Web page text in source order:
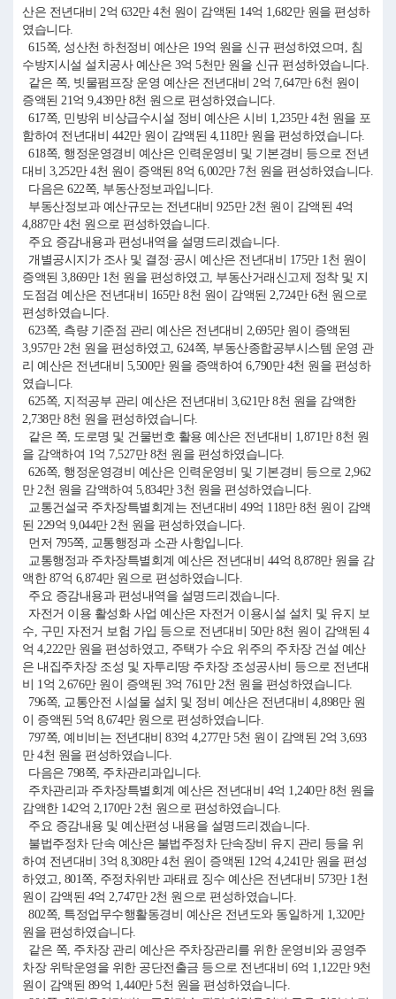
산은 전년대비 2억 632만 4천 원이 감액된 14억 1,682만 원을 편성하
였습니다.
615쪽, 성산천 하천정비 예산은 19억 원을 신규 편성하였으며, 침
수방지시설 설치공사 예산은 3억 5천만 원을 신규 편성하였습니다.
같은 쪽, 빗물펌프장 운영 예산은 전년대비 2억 7,647만 6천 원이
증액된 21억 9,439만 8천 원으로 편성하였습니다.
617쪽, 민방위 비상급수시설 정비 예산은 시비 1,235만 4천 원을 포
함하여 전년대비 442만 원이 감액된 4,118만 원을 편성하였습니다.
618쪽, 행정운영경비 예산은 인력운영비 및 기본경비 등으로 전년
대비 3,252만 4천 원이 증액된 8억 6,002만 7천 원을 편성하였습니다.
다음은 622쪽, 부동산정보과입니다.
부동산정보과 예산규모는 전년대비 925만 2천 원이 감액된 4억
4,887만 4천 원으로 편성하였습니다.
주요 증감내용과 편성내역을 설명드리겠습니다.
개별공시지가 조사 및 결정·공시 예산은 전년대비 175만 1천 원이
증액된 3,869만 1천 원을 편성하였고, 부동산거래신고제 정착 및 지
도점검 예산은 전년대비 165만 8천 원이 감액된 2,724만 6천 원으로
편성하였습니다.
623쪽, 측량 기준점 관리 예산은 전년대비 2,695만 원이 증액된
3,957만 2천 원을 편성하였고, 624쪽, 부동산종합공부시스템 운영 관
리 예산은 전년대비 5,500만 원을 증액하여 6,790만 4천 원을 편성하
였습니다.
625쪽, 지적공부 관리 예산은 전년대비 3,621만 8천 원을 감액한
2,738만 8천 원을 편성하였습니다.
같은 쪽, 도로명 및 건물번호 활용 예산은 전년대비 1,871만 8천 원
을 감액하여 1억 7,527만 8천 원을 편성하였습니다.
626쪽, 행정운영경비 예산은 인력운영비 및 기본경비 등으로 2,962
만 2천 원을 감액하여 5,834만 3천 원을 편성하였습니다.
교통건설국 주차장특별회계는 전년대비 49억 118만 8천 원이 감액
된 229억 9,044만 2천 원을 편성하였습니다.
먼저 795쪽, 교통행정과 소관 사항입니다.
교통행정과 주차장특별회계 예산은 전년대비 44억 8,878만 원을 감
액한 87억 6,874만 원으로 편성하였습니다.
주요 증감내용과 편성내역을 설명드리겠습니다.
자전거 이용 활성화 사업 예산은 자전거 이용시설 설치 및 유지 보
수, 구민 자전거 보험 가입 등으로 전년대비 50만 8천 원이 감액된 4
억 4,222만 원을 편성하였고, 주택가 수요 위주의 주차장 건설 예산
은 내집주차장 조성 및 자투리땅 주차장 조성공사비 등으로 전년대
비 1억 2,676만 원이 증액된 3억 761만 2천 원을 편성하였습니다.
796쪽, 교통안전 시설물 설치 및 정비 예산은 전년대비 4,898만 원
이 증액된 5억 8,674만 원으로 편성하였습니다.
797쪽, 예비비는 전년대비 83억 4,277만 5천 원이 감액된 2억 3,693
만 4천 원을 편성하였습니다.
다음은 798쪽, 주차관리과입니다.
주차관리과 주차장특별회계 예산은 전년대비 4억 1,240만 8천 원을
감액한 142억 2,170만 2천 원으로 편성하였습니다.
주요 증감내용 및 예산편성 내용을 설명드리겠습니다.
불법주정차 단속 예산은 불법주정차 단속장비 유지 관리 등을 위
하여 전년대비 3억 8,308만 4천 원이 증액된 12억 4,241만 원을 편성
하였고, 801쪽, 주정차위반 과태료 징수 예산은 전년대비 573만 1천
원이 감액된 4억 2,747만 2천 원으로 편성하였습니다.
802쪽, 특정업무수행활동경비 예산은 전년도와 동일하게 1,320만
원을 편성하였습니다.
같은 쪽, 주차장 관리 예산은 주차장관리를 위한 운영비와 공영주
차장 위탁운영을 위한 공단전출금 등으로 전년대비 6억 1,122만 9천
원이 감액된 89억 1,440만 5천 원을 편성하였습니다.